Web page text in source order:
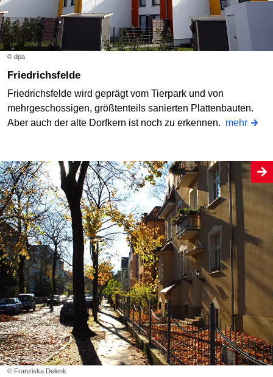
© dpa
Friedrichsfelde
Friedrichsfelde wird geprägt vom Tierpark und von
mehrgeschossigen, größtenteils sanierten Plattenbauten.
Aber auch der alte Dorfkern ist noch zu erkennen. mehr
© Franziska Delenk